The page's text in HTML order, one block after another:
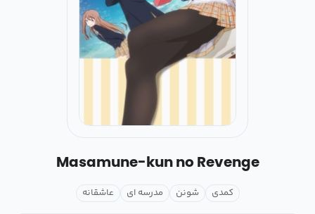
Masamune-kun no Revenge
کمدی شونن مدرسه ای عاشقانه